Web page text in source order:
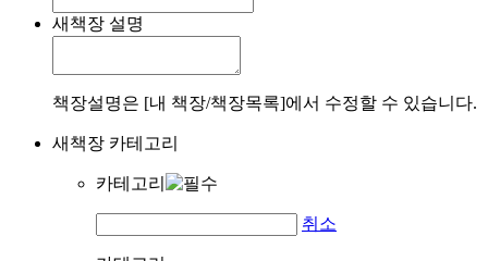
새책장 설명
책장설명은 [내 책장/책장목록]에서 수정할 수 있습니다.
새책장 카테고리
카테고리
취소